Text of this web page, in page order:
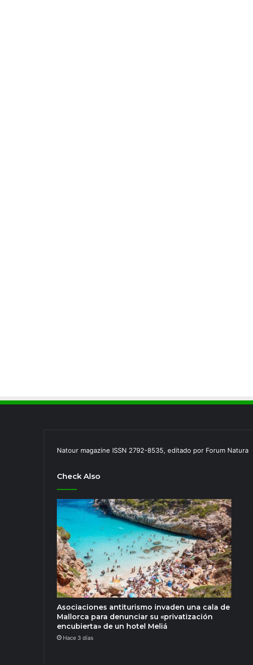
Natour magazine ISSN 2792-8535, editado por Forum Natura
Check Also
Asociaciones antiturismo invaden una cala de
Mallorca para denunciar su «privatización
encubierta» de un hotel Meliá
Hace 3 días